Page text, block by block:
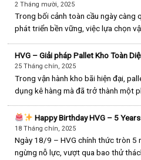
2 Tháng mười, 2025
Trong bối cảnh toàn cầu ngày càng
phát triển bền vững, việc lựa chọn
môi trường và hình ảnh thương hiệu.
HVG – Giải pháp Pallet Kho Toàn
25 Tháng chín, 2025
Trong vận hành kho bãi hiện đại,
dụng kê hàng mà đã trở thành một
hành. Khác với nhiều đơn vị nhỏ lẻ [...]
Happy Birthday HVG – 5
18 Tháng chín, 2025
Ngày 18/9 – HVG chính thức tròn 5
ngừng nỗ lực, vượt qua bao thử